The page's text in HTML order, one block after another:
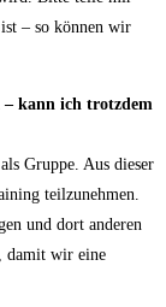
– so können wir
kann ich trotzdem
Gruppe. Aus dieser
teilzunehmen.
und dort anderen
damit wir eine